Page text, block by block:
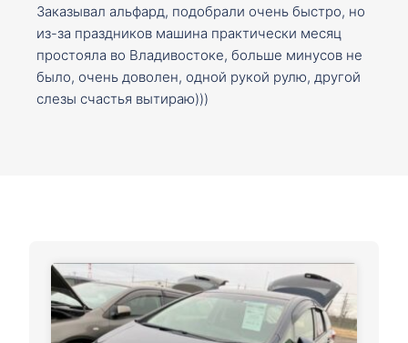
Заказывал альфард, подобрали очень быстро, но
из-за праздников машина практически месяц
простояла во Владивостоке, больше минусов не
было, очень доволен, одной рукой рулю, другой
слезы счастья вытираю)))